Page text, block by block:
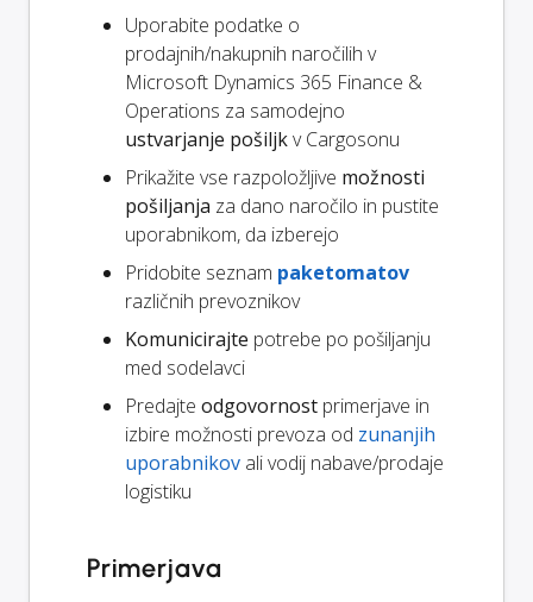
Uporabite podatke o
prodajnih/nakupnih naročilih v
Microsoft Dynamics 365 Finance &
Operations za samodejno
ustvarjanje pošiljkv Cargosonu
Prikažite vse razpoložljive možnosti
pošiljanja za dano naročilo in pustite
uporabnikom, da izberejo
Pridobite seznam paketomatov
različnih prevoznikov
Komunicirajte potrebe po pošiljanju
med sodelavci
Predajte odgovornost primerjave in
izbire možnosti prevoza od zunanjih
uporabnikov ali vodij nabave/prodaje
logistiku
Primerjava